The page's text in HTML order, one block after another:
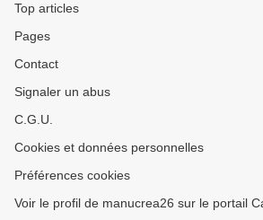
Top articles
Pages
Contact
Signaler un abus
C.G.U.
Cookies et données personnelles
Préférences cookies
Voir le profil de manucrea26 sur le portail